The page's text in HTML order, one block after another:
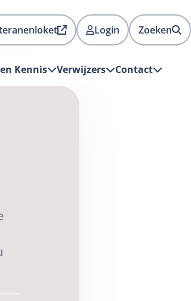
Deze
opent
in
Login Zoeken
Kennis Verwijzers Contact